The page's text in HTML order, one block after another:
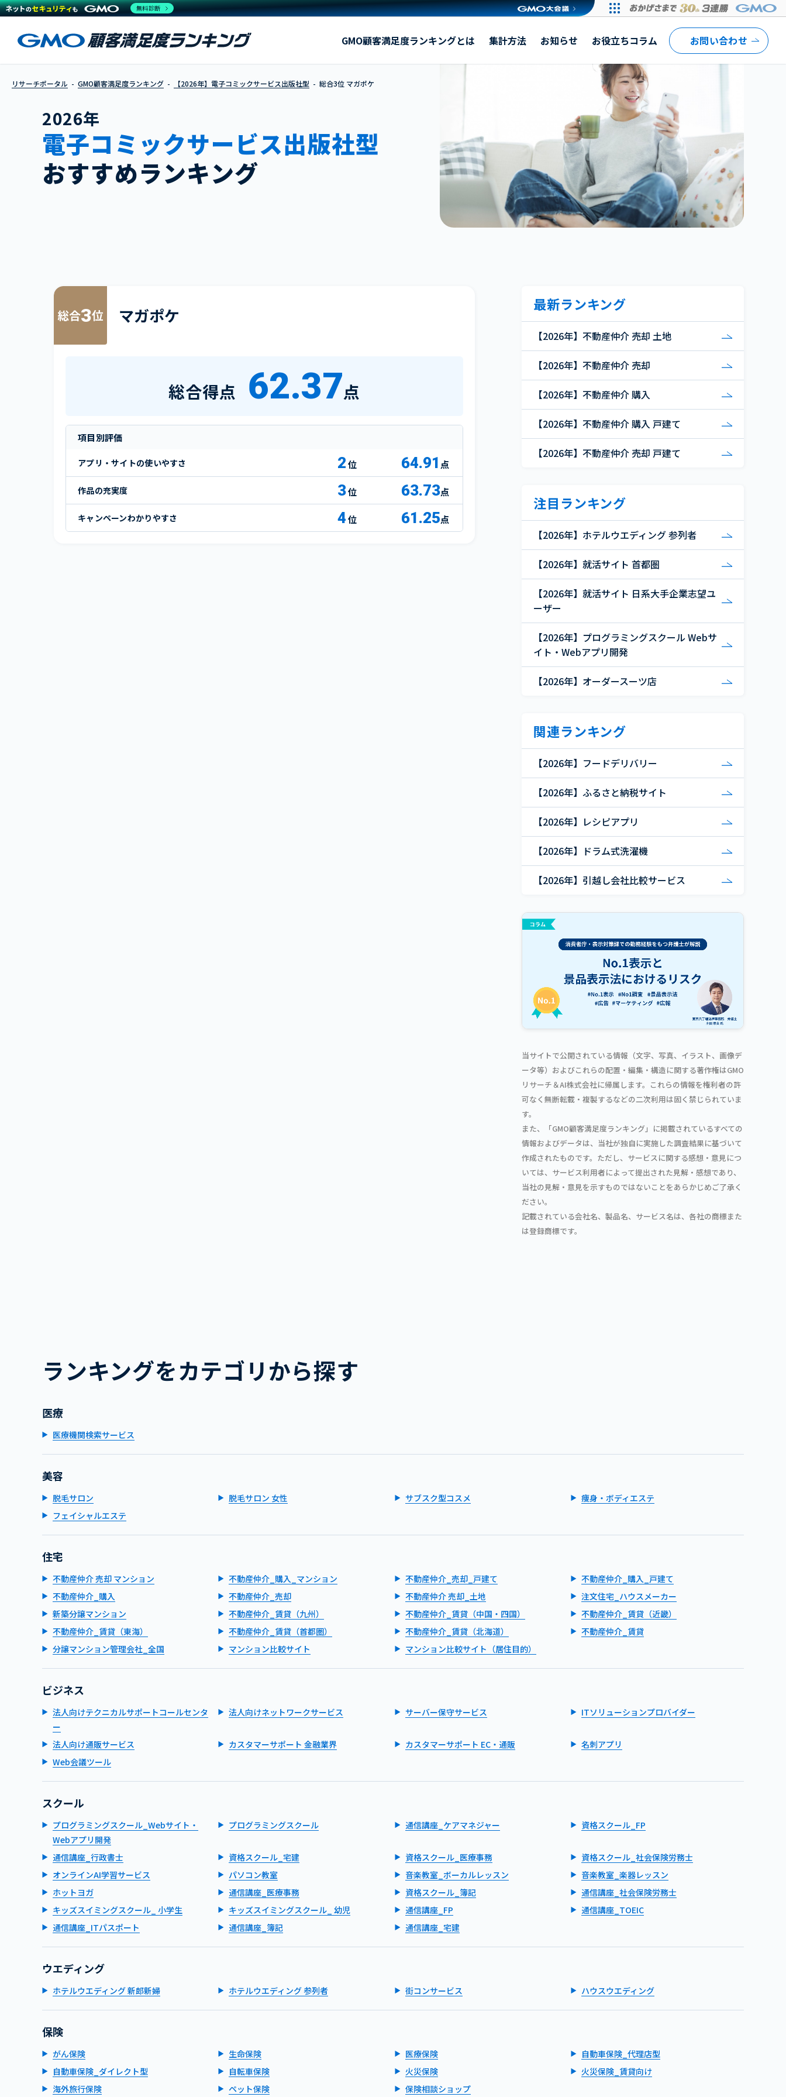
GMO顧客満足度ランキングとは 集計方法 お知らせ お役立ちコラム お問い合わせ
リサーチポータル GMO顧客満足度ランキング 【2026年】電子コミックサービス出版社型 総合3位 マガポケ
2026年
電子コミックサービス出版社型
おすすめランキング
総合3位 マガポケ
総合得点 62.37点
項目別評価
アプリ・サイトの使いやすさ 2 64.91 点
作品の充実度 3 63.73点
キャンペーンわかりやすさ 4 61.25点
最新ランキング
【2026年】不動産仲介 売却 土地
【2026年】不動産仲介 売却
【2026年】不動産仲介 購入
【2026年】不動産仲介 購入 戸建て
【2026年】不動産仲介 売却 戸建て
注目ランキング
【2026年】ホテルウエディング 参列者
【2026年】就活サイト 首都圏
【2026年】就活サイト 日系大手企業志望ユ
ーザー
【2026年】プログラミングスクール Webサ
イト・Webアプリ開発
【2026年】オーダースーツ店
関連ランキング
【2026年】フードデリバリー
【2026年】ふるさと納税サイト
【2026年】レシピアプリ
【2026年】ドラム式洗濯機
【2026年】引越し会社比較サービス
当サイトで公開されている情報（文字、写真、イラスト、画像デ
ータ等）およびこれらの配置・編集・構造に関する著作権はGMO
リサーチ＆AI株式会社に帰属します。これらの情報を権利者の許
可なく無断転載・複製するなどの二次利用は固く禁じられていま
す。
また、「GMO顧客満足度ランキング」に掲載されているすべての
情報およびデータは、当社が独自に実施した調査結果に基づいて
作成されたものです。ただし、サービスに関する感想・意見につ
いては、サービス利用者によって提出された見解・感想であり、
当社の見解・意見を示すものではないことをあらかじめご了承く
ださい。
記載されている会社名、製品名、サービス名は、各社の商標また
は登録商標です。
ランキングをカテゴリから探す
医療
医療機関検索サービス
美容
脱毛サロン 脱毛サロン 女性 サブスク型コスメ
痩身・ボディエステ
フェイシャルエステ
住宅
不動産仲介 売却 マンション 不動産仲介_購入_マンション 不動産仲介_売却_戸建て
不動産仲介_購入_戸建て
不動産仲介_購入
不動産仲介_売却 不動産仲介 売却_土地
注文住宅_ハウスメーカー
新築分譲マンション
不動産仲介_賃貸（九州） 不動産仲介_賃貸（中国・四国）
不動産仲介_賃貸（近畿）
不動産仲介_賃貸（東海）
不動産仲介_賃貸（首都圏） 不動産仲介_賃貸（北海道）
不動産仲介_賃貸
分譲マンション管理会社_全国
マンション比較サイト マンション比較サイト（居住目的）
ビジネス
法人向けテクニカルサポートコールセンタ
ー
法人向けネットワークサービス サーバー保守サービス ITソリューションプロバイダー
法人向け通販サービス カスタマーサポート 金融業界 カスタマーサポート EC・通販
名刺アプリ
Web会議ツール
スクール
プログラミングスクール_Webサイト・
Webアプリ開発
プログラミングスクール 通信講座_ケアマネジャー 資格スクール_FP
通信講座_行政書士 資格スクール_宅建 資格スクール_医療事務
資格スクール_社会保険労務士
オンラインAI学習サービス
パソコン教室 音楽教室_ボーカルレッスン
音楽教室_楽器レッスン
ホットヨガ
通信講座_医療事務 資格スクール_簿記
通信講座_社会保険労務士
キッズスイミングスクール_ 小学生
キッズスイミングスクール_ 幼児 通信講座_FP
通信講座_TOEIC
通信講座_ITパスポート
通信講座_簿記 通信講座_宅建
ウエディング
ホテルウエディング 新郎新婦 ホテルウエディング 参列者 街コンサービス ハウスウエディング
保険
がん保険 生命保険 医療保険
自動車保険_代理店型
自動車保険_ダイレクト型
自転車保険 火災保険
火災保険_賃貸向け
海外旅行保険
ペット保険 保険相談ショップ
無料診断